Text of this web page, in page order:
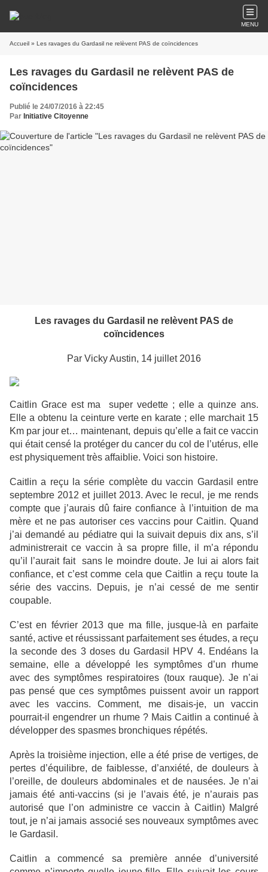
MENU
Accueil » Les ravages du Gardasil ne relèvent PAS de coïncidences
Les ravages du Gardasil ne relèvent PAS de
coïncidences
Publié le 24/07/2016 à 22:45
Par Initiative Citoyenne
Les ravages du Gardasil ne relèvent PAS de
coïncidences
Par Vicky Austin, 14 juillet 2016
Caitlin Grace est ma super vedette ; elle a quinze ans.
Elle a obtenu la ceinture verte en karate ; elle marchait 15
Km par jour et… maintenant, depuis qu’elle a fait ce vaccin
qui était censé la protéger du cancer du col de l’utérus, elle
est physiquement très affaiblie. Voici son histoire.
Caitlin a reçu la série complète du vaccin Gardasil entre
septembre 2012 et juillet 2013. Avec le recul, je me rends
compte que j’aurais dû faire confiance à l’intuition de ma
mère et ne pas autoriser ces vaccins pour Caitlin. Quand
j’ai demandé au pédiatre qui la suivait depuis dix ans, s’il
administrerait ce vaccin à sa propre fille, il m’a répondu
qu’il l’aurait fait sans le moindre doute. Je lui ai alors fait
confiance, et c’est comme cela que Caitlin a reçu toute la
série des vaccins. Depuis, je n’ai cessé de me sentir
coupable.
C’est en février 2013 que ma fille, jusque-là en parfaite
santé, active et réussissant parfaitement ses études, a reçu
la seconde des 3 doses du Gardasil HPV 4. Endéans la
semaine, elle a développé les symptômes d’un rhume
avec des symptômes respiratoires (toux rauque). Je n’ai
pas pensé que ces symptômes puissent avoir un rapport
avec les vaccins. Comment, me disais-je, un vaccin
pourrait-il engendrer un rhume ? Mais Caitlin a continué à
développer des spasmes bronchiques répétés.
Après la troisième injection, elle a été prise de vertiges, de
pertes d’équilibre, de faiblesse, d’anxiété, de douleurs à
l’oreille, de douleurs abdominales et de nausées. Je n’ai
jamais été anti-vaccins (si je l’avais été, je n’aurais pas
autorisé que l’on administre ce vaccin à Caitlin) Malgré
tout, je n’ai jamais associé ses nouveaux symptômes avec
le Gardasil.
Caitlin a commencé sa première année d’université